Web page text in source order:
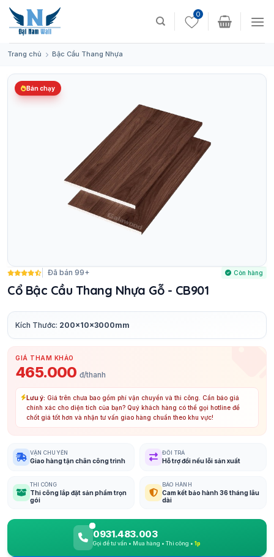
Skip
content
0
Trang chủ Bậc Cầu Thang Nhựa
Bán chạy
Đã bán 99+ Còn hàng
Cổ Bậc Cầu Thang Nhựa Gỗ - CB901
Kích Thước: 200x10x3000mm
GIÁ THAM KHẢO
465.000 đ/thanh
Lưu ý: Giá trên chưa bao gồm phí vận chuyển và thi công. Cần báo giá
chính xác cho diện tích của bạn? Quý khách hàng có thể gọi hotline để
chốt giá tốt hơn và nhận tư vấn giao hàng chuẩn theo khu vực!
VẬN CHUYỂN
Giao hàng tận chân công trình
ĐỔI TRẢ
Hỗ trợ đổi nếu lỗi sản xuất
THI CÔNG
Thi công lắp đặt sản phẩm trọn
gói
BẢO HÀNH
Cam kết bảo hành 36 tháng lâu
dài
0931.483.003
Gọi để tư vấn • Mua hàng • Thi công • 1p